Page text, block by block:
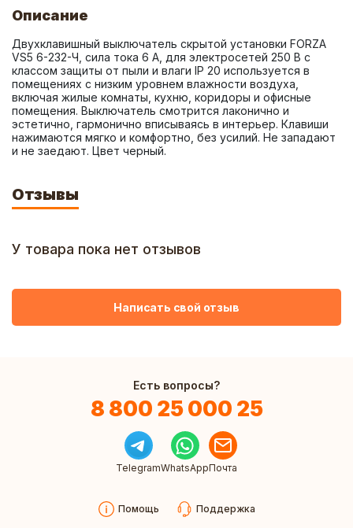
Описание
Двухклавишный выключатель скрытой установки FORZA
VS5 6-232-Ч, сила тока 6 А, для электросетей 250 В с
классом защиты от пыли и влаги IP 20 используется в
помещениях с низким уровнем влажности воздуха,
включая жилые комнаты, кухню, коридоры и офисные
помещения. Выключатель смотрится лаконично и
эстетично, гармонично вписываясь в интерьер. Клавиши
нажимаются мягко и комфортно, без усилий. Не западают
и не заедают. Цвет черный.
Отзывы
У товара пока нет отзывов
Написать свой отзыв
Есть вопросы?
8 800 25 000 25
TelegramWhatsAppПочта
Помощь Поддержка